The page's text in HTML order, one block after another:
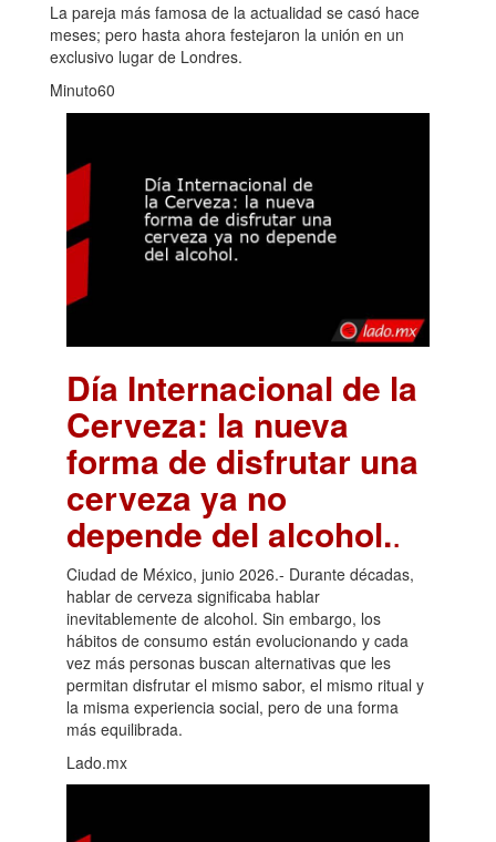
La pareja más famosa de la actualidad se casó hace
meses; pero hasta ahora festejaron la unión en un
exclusivo lugar de Londres.
Minuto60
Día Internacional de la
Cerveza: la nueva
forma de disfrutar una
cerveza ya no
depende del alcohol..
Ciudad de México, junio 2026.- Durante décadas,
hablar de cerveza significaba hablar
inevitablemente de alcohol. Sin embargo, los
hábitos de consumo están evolucionando y cada
vez más personas buscan alternativas que les
permitan disfrutar el mismo sabor, el mismo ritual y
la misma experiencia social, pero de una forma
más equilibrada.
Lado.mx